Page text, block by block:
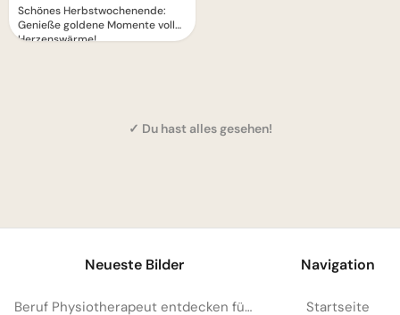
Schönes Herbstwochenende:
Genieße goldene Momente voller
Herzenswärme!
✓ Du hast alles gesehen!
Neueste Bilder
Beruf Physiotherapeut entdecken für YouTube: Eine spannende Lektion
Navigation
Startseite